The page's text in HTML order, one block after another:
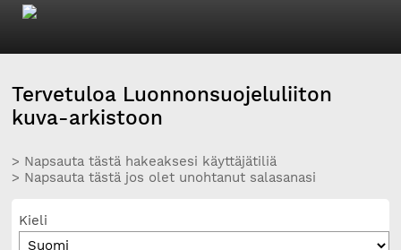
Tervetuloa Luonnonsuojeluliiton
kuva-arkistoon
> Napsauta tästä hakeaksesi käyttäjätiliä
> Napsauta tästä jos olet unohtanut salasanasi
Kieli